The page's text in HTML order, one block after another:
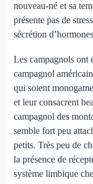
nouveau-né et sa
présente pas de
sécrétion
Les campagnols ont
campagnol
qui soient
et leur consacrent
campagnol des
semble fort peu
petits. Très peu de
la présence de
système limbique